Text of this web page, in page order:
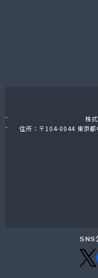
株式会社油直 オー
丸井商店外之原支店
丸金薪炭店
橋本産業株式会社
玉屋プロパン株式会
株
住所：〒104-0044 東京
SNS